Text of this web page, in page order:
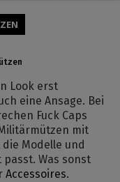
Look erst
eine Ansage. Bei
Fuck Caps
mit
Modelle und
passt. Was sonst
Accessoires.